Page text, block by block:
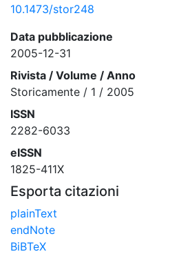
10.1473/stor248
Data pubblicazione
2005-12-31
Rivista / Volume / Anno
Storicamente / 1 / 2005
ISSN
2282-6033
eISSN
1825-411X
Esporta citazioni
plainText
endNote
BiBTeX